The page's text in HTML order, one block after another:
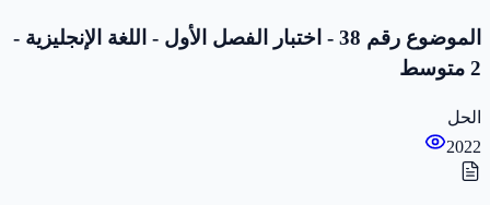
الموضوع رقم 38 - اختبار الفصل الأول - اللغة الإنجليزية -
2 متوسط
الحل
2022